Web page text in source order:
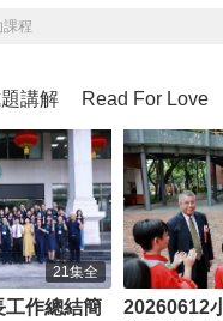
程
講解 Read For Love
21集全
工作總結簡
20260612